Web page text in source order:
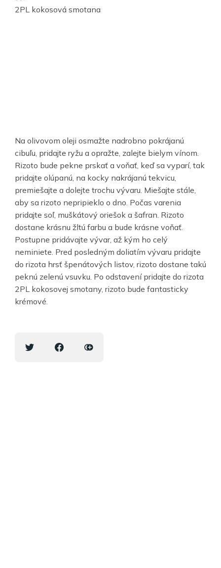
2PL kokosová smotana
Na olivovom oleji osmažte nadrobno pokrájanú
cibuľu, pridajte ryžu a opražte, zalejte bielym vínom.
Rizoto bude pekne prskať a voňať, keď sa vyparí, tak
pridajte olúpanú, na kocky nakrájanú tekvicu,
premiešajte a dolejte trochu vývaru. Miešajte stále,
aby sa rizoto nepripieklo o dno. Počas varenia
pridajte soľ, muškátový oriešok a šafran. Rizoto
dostane krásnu žltú farbu a bude krásne voňať.
Postupne pridávajte vývar, až kým ho celý
neminiete. Pred posledným doliatím vývaru pridajte
do rizota hrsť špenátových listov, rizoto dostane takú
peknú zelenú vsuvku. Po odstavení pridajte do rizota
2PL kokosovej smotany, rizoto bude fantasticky
krémové.